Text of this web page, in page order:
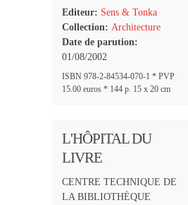
Editeur: Sens & Tonka
Collection: Architecture
Date de parution:
01/08/2002
ISBN 978-2-84534-070-1 * PVP
15.00 euros * 144 p. 15 x 20 cm
L'HÔPITAL DU
LIVRE
CENTRE TECHNIQUE DE
LA BIBLIOTHÈQUE